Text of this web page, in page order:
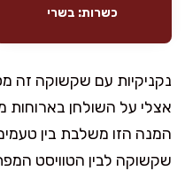
כשרות: בשרי
נקניקיות עם שקשוקה זה
אצלי על השולחן
המנה הזו משלבת בין
שקשוקה לבין הטוויסט